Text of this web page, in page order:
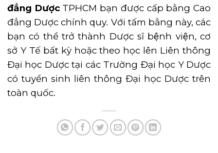
đẳng DượcTPHCM bạn được cấp bằng Cao
đẳng Dược chính quy. Với tấm bằng này, các
bạn có thể trở thành Dược sĩ bệnh viện, cơ
sở Y Tế bất kỳ hoặc theo học lên Liên thông
Đại học Dược tại các Trường Đại học Y Dược
có tuyển sinh liên thông Đại học Dược trên
toàn quốc.